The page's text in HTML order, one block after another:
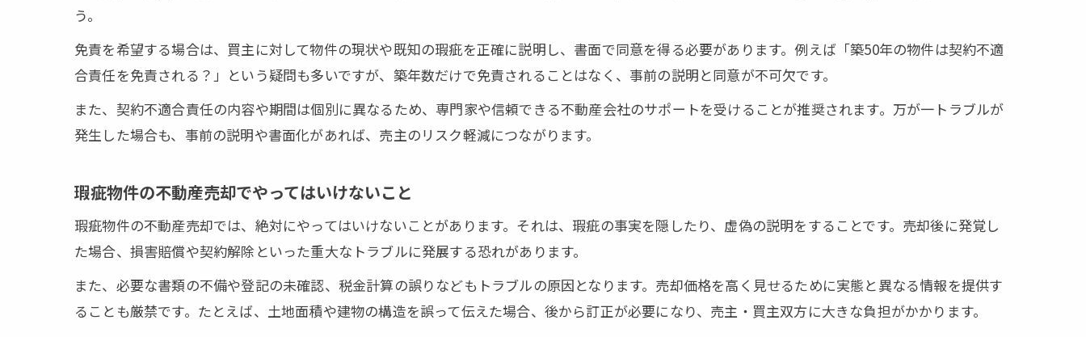
う。
免責を希望する場合は、買主に対して物件の現状や既知の瑕疵を正確に説明し、書面で同意を得る必要があります。例えば「築50年の物件は契約不適
合責任を免責される？」という疑問も多いですが、築年数だけで免責されることはなく、事前の説明と同意が不可欠です。
また、契約不適合責任の内容や期間は個別に異なるため、専門家や信頼できる不動産会社のサポートを受けることが推奨されます。万が一トラブルが
発生した場合も、事前の説明や書面化があれば、売主のリスク軽減につながります。
瑕疵物件の不動産売却でやってはいけないこと
瑕疵物件の不動産売却では、絶対にやってはいけないことがあります。それは、瑕疵の事実を隠したり、虚偽の説明をすることです。売却後に発覚し
た場合、損害賠償や契約解除といった重大なトラブルに発展する恐れがあります。
また、必要な書類の不備や登記の未確認、税金計算の誤りなどもトラブルの原因となります。売却価格を高く見せるために実態と異なる情報を提供す
ることも厳禁です。たとえば、土地面積や建物の構造を誤って伝えた場合、後から訂正が必要になり、売主・買主双方に大きな負担がかかります。